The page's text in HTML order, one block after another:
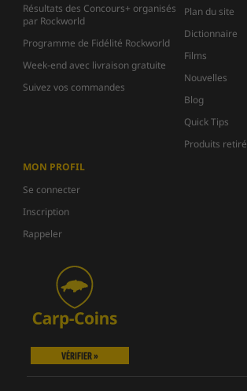
Résultats des Concours+ organisés
par Rockworld
Programme de Fidélité Rockworld
Week-end avec livraison gratuite
Suivez vos commandes
Plan du site
Dictionnaire
Films
Nouvelles
Blog
Quick Tips
Produits
MON PROFIL
Se connecter
Inscription
Rappeler
VÉRIFIER »